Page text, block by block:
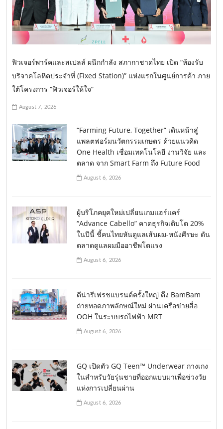
ฟิวเจอร์พาร์คและสเปลล์ ผนึกกำลัง สภากาชาดไทย เปิด “ห้องรับ
บริจาคโลหิตประจำที่ (Fixed Station)” แห่งแรกในศูนย์การค้า ภาย
ใต้โครงการ “ฟิวเจอร์ให้ใจ”
August 7, 2026
“Farming Future, Together” เดินหน้าสู่
แพลตฟอร์มนวัตกรรมเกษตร ด้วยแนวคิด
One Health เชื่อมเทคโนโลยี งานวิจัย และ
ตลาด จาก Smart Farm ถึง Future Food
August 6, 2026
ผู้บริโภคยุคใหม่เปลี่ยนเกมแฮร์แคร์
“Advance Cabello” คาดธุรกิจเติบโต 20%
ในปีนี้ ชี้คนไทยหันดูแลเส้นผม-หนังศีรษะ ดัน
ตลาดดูแลผมมืออาชีพโตแรง
August 6, 2026
ดีน่ารีเฟรชแบรนด์ครั้งใหญ่ ดึง BamBam
ถ่ายทอดภาพลักษณ์ใหม่ ผ่านเครือข่ายสื่อ
OOH ในระบบรถไฟฟ้า MRT
August 6, 2026
GQ เปิดตัว GQ Teen™ Underwear กางเกง
ในสำหรับวัยรุ่นชายที่ออกแบบมาเพื่อช่วงวัย
แห่งการเปลี่ยนผ่าน
August 6, 2026